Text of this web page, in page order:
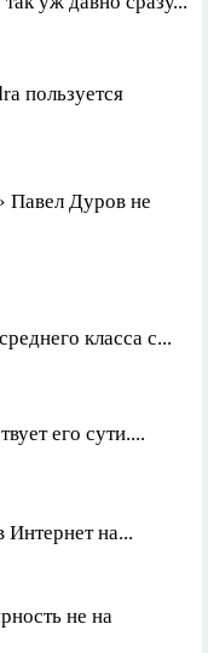
пользуется
Павел Дуров не
класса с...
его сути....
Интернет на...
не на